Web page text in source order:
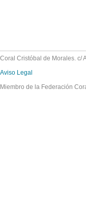
Coral Cristóbal de Morales. c/
Aviso Legal
Miembro de la Federación